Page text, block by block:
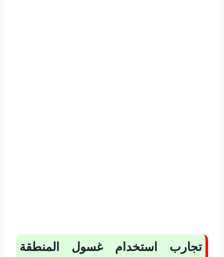
تجارب استخدام غسول المنطقة